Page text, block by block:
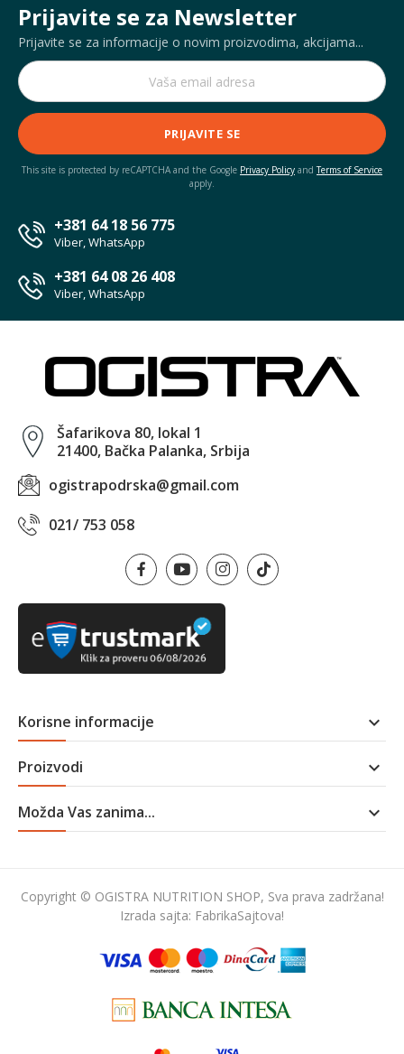
Prijavite se za Newsletter
Prijavite se za informacije o novim proizvodima, akcijama...
PRIJAVITE SE
This site is protected by reCAPTCHA and the Google Privacy Policy andTerms of Service
apply.
+381 64 18 56 775
Viber, WhatsApp
+381 64 08 26 408
Viber, WhatsApp
Šafarikova 80, lokal 1
21400, Bačka Palanka, Srbija
ogistrapodrska@gmail.com
021/ 753 058
Korisne informacije 
Proizvodi 
Možda Vas zanima... 
Copyright © OGISTRA NUTRITION SHOP, Sva prava zadržana!
Izrada sajta: FabrikaSajtova!